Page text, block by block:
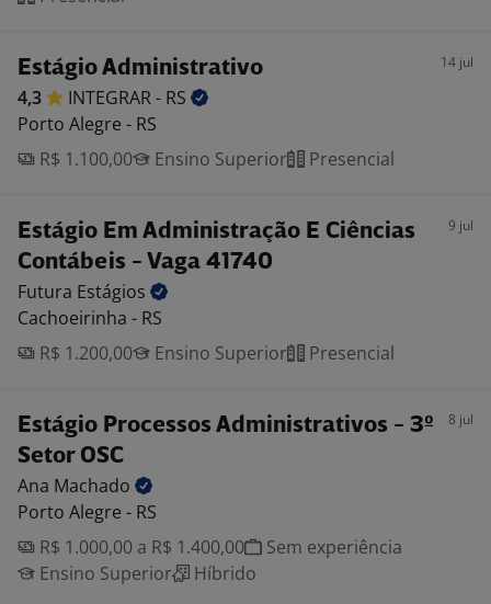
Estágio Administrativo 14 jul
4,3 INTEGRAR - RS
Porto Alegre - RS
R$ 1.100,00
Ensino Superior Presencial
Estágio Em Administração E Ciências
Contábeis - Vaga 41740
9 jul
Futura Estágios
Cachoeirinha - RS
R$ 1.200,00
Ensino Superior Presencial
Estágio Processos Administrativos - 3º
Setor OSC
8 jul
Ana Machado
Porto Alegre - RS
R$ 1.000,00 a R$ 1.400,00
Sem experiência
Ensino Superior
Híbrido